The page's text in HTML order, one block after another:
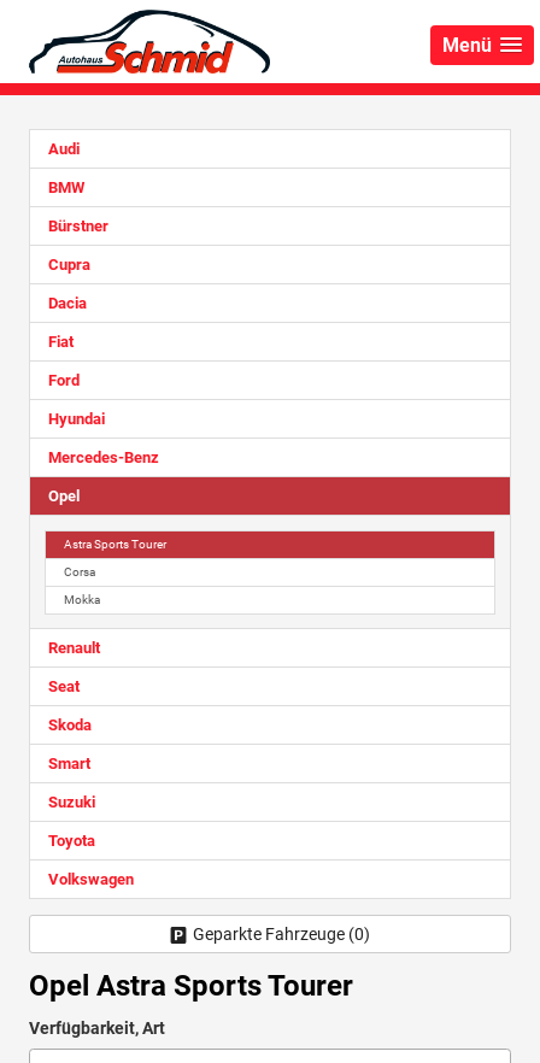
Menü
Opel Astra Sports Tourer
Verfügbarkeit, Art
Audi
BMW
Bürstner
Cupra
Dacia
Fiat
Ford
Hyundai
Mercedes-Benz
Opel
Astra Sports Tourer
Corsa
Mokka
Renault
Seat
Skoda
Smart
Suzuki
Toyota
Volkswagen
Geparkte Fahrzeuge (0)